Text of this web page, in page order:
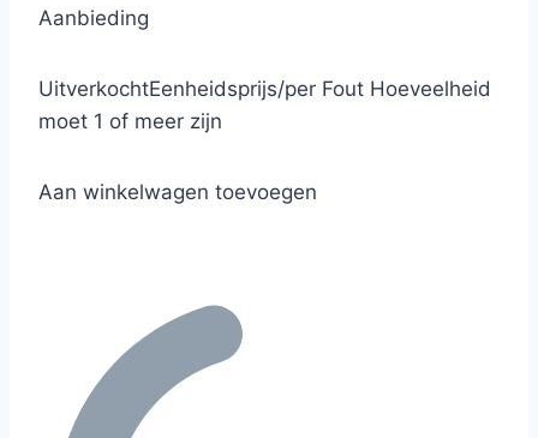
Aanbieding
UitverkochtEenheidsprijs/per Fout Hoeveelheid
moet 1 of meer zijn
Aan winkelwagen toevoegen